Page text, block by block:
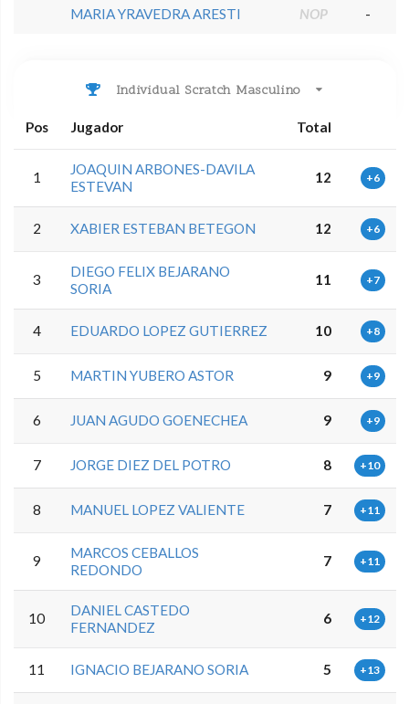
MARIA YRAVEDRA ARESTI NOP -
Individual Scratch Masculino
Pos Jugador Total
1
JOAQUIN ARBONES-DAVILA
ESTEVAN
12 +6
2 XABIER ESTEBAN BETEGON 12 +6
3
DIEGO FELIX BEJARANO
SORIA
11 +7
4 EDUARDO LOPEZ GUTIERREZ 10 +8
5 MARTIN YUBERO ASTOR 9 +9
6 JUAN AGUDO GOENECHEA 9 +9
7 JORGE DIEZ DEL POTRO 8 +10
8 MANUEL LOPEZ VALIENTE 7 +11
9
MARCOS CEBALLOS
REDONDO
7 +11
10
DANIEL CASTEDO
FERNANDEZ
6 +12
11 IGNACIO BEJARANO SORIA 5 +13